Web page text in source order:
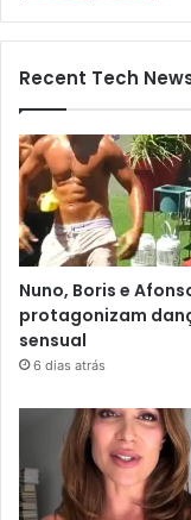
Recent Tech
Nuno, Boris e
protagonizam
sensual
6 dias atrás